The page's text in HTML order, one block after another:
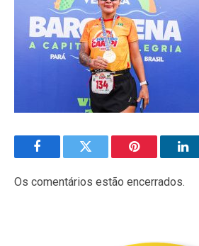
FacebookTwitter Pinterest
Os comentários estão encerrados.